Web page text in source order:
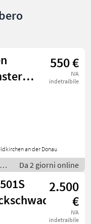
550 €
IVA
indetraibile
an der Donau
Da 2 giorni online
2.500
€
IVA
indetraibile